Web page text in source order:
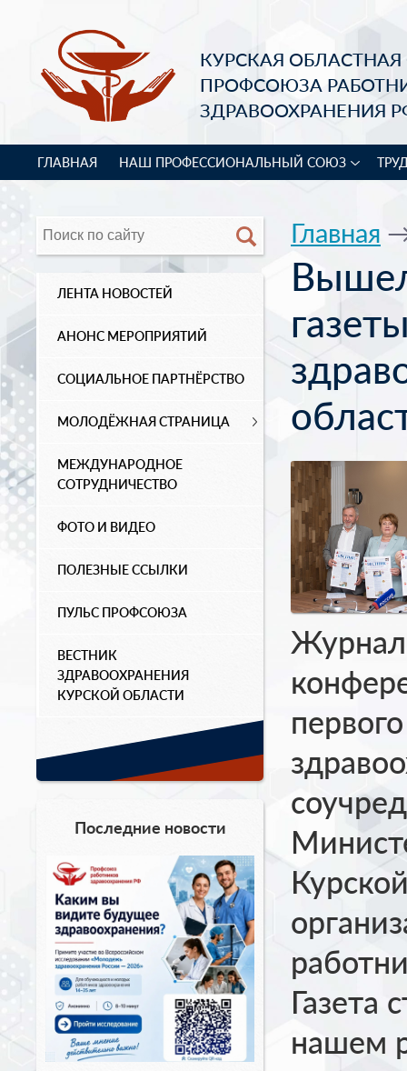
КУРСКАЯ
ПРОФСОЮЗА
ЗДРАВООХРАНЕНИЯ
ГЛАВНАЯ НАШ ПРОФЕССИОНАЛЬНЫЙ СОЮЗ
ЛЕНТА НОВОСТЕЙ
АНОНС МЕРОПРИЯТИЙ
СОЦИАЛЬНОЕ ПАРТНЁРСТВО
МОЛОДЁЖНАЯ СТРАНИЦА
МЕЖДУНАРОДНОЕ
СОТРУДНИЧЕСТВО
ФОТО И ВИДЕО
ПОЛЕЗНЫЕ ССЫЛКИ
ПУЛЬС ПРОФСОЮЗА
ВЕСТНИК
ЗДРАВООХРАНЕНИЯ
КУРСКОЙ ОБЛАСТИ
Последние новости
Главная
Газета
нашем